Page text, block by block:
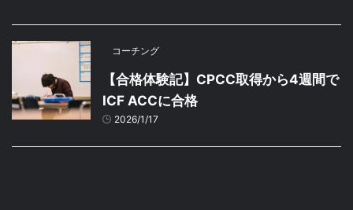
コーチング
【合格体験記】CPCC取得から4週間で
ICF ACCに合格
2026/1/17